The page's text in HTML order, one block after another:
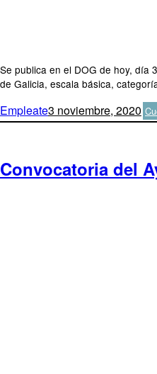
Se publica en el DOG de hoy, día
de Galicia, escala básica,
Autor
EmpleatePublicado
el
3 noviembre, 2020
Convocatoria del